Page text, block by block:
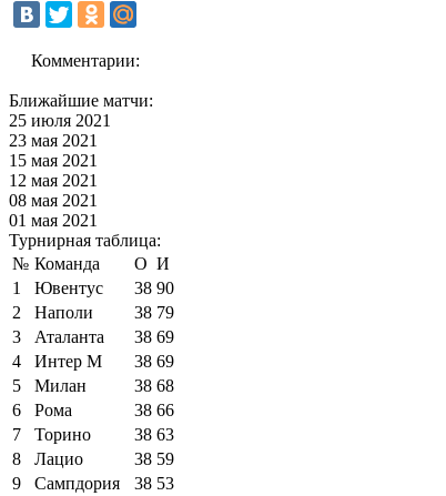
Комментарии:
Ближайшие матчи:
25 июля 2021
23 мая 2021
15 мая 2021
12 мая 2021
08 мая 2021
01 мая 2021
Турнирная таблица:
№ Команда О И
1
Ювентус 38 90
2
Наполи 38 79
3
Аталанта 38 69
4
Интер М 38 69
5
Милан 38 68
6
Рома 38 66
7
Торино 38 63
8
Лацио 38 59
9
Сампдория 38 53